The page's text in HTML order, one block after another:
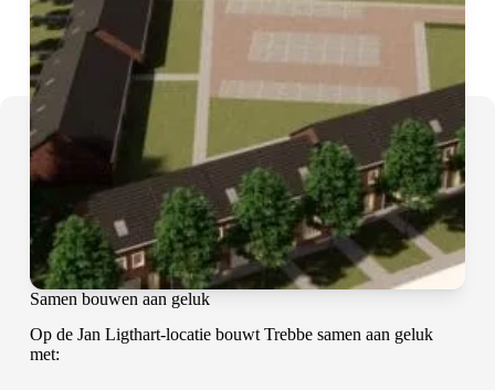
Samen bouwen aan geluk
Op de Jan Ligthart-locatie bouwt Trebbe samen aan geluk
met: